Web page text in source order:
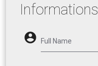
Informations
account_circle Full Name